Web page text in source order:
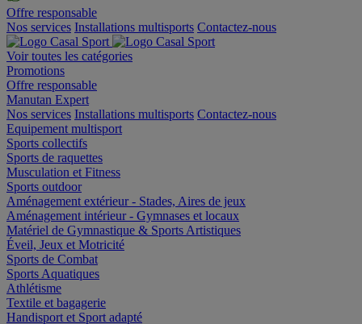
Offre responsable
Nos services Installations multisports Contactez-nous
Voir toutes les catégories
Promotions
Offre responsable
Manutan Expert
Nos services Installations multisports Contactez-nous
Equipement multisport
Sports collectifs
Sports de raquettes
Musculation et Fitness
Sports outdoor
Aménagement extérieur - Stades, Aires de jeux
Aménagement intérieur - Gymnases et locaux
Matériel de Gymnastique & Sports Artistiques
Éveil, Jeux et Motricité
Sports de Combat
Sports Aquatiques
Athlétisme
Textile et bagagerie
Handisport et Sport adapté